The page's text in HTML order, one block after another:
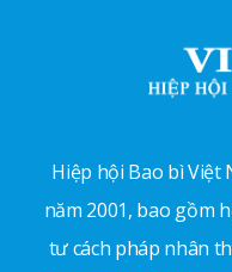
Hiệp hội Bao bì Việt
năm 2001, bao gồm
tư cách pháp nhân